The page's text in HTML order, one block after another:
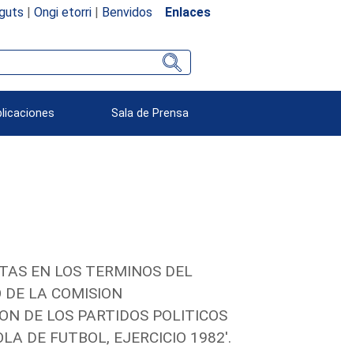
| Ongi etorri| Benvidos Enlaces
Sala de Prensa
EN LOS TERMINOS DEL
DE LA COMISION
DE LOS PARTIDOS POLITICOS
DE FUTBOL, EJERCICIO 1982'.